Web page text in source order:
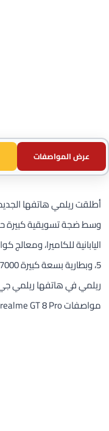
عرض المواصفات
مواصفات realme GT 8 Pro حين تضع الهاتف في يدك يوماً بعد يوم.